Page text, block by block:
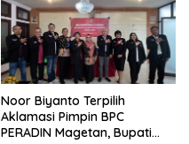
Noor Biyanto Terpilih
Aklamasi Pimpin BPC
PERADIN Magetan, Bupati